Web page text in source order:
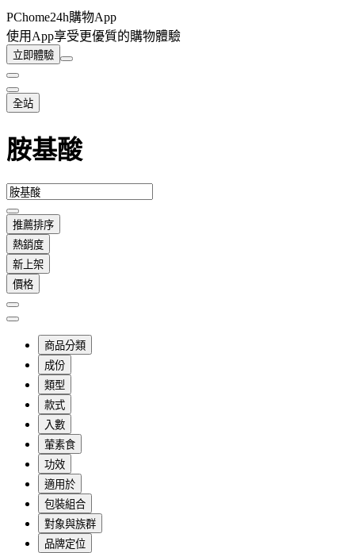
PChome24h購物App
使用App享受更優質的購物體驗
立即體驗
全站
胺基酸
推薦排序
熱銷度
新上架
價格
商品分類
成份
類型
款式
入數
葷素食
功效
適用於
包裝組合
對象與族群
品牌定位